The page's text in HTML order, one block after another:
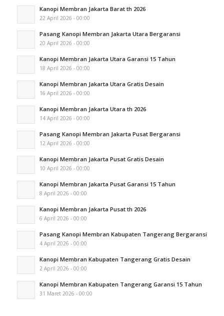
Kanopi Membran Jakarta Barat th 2026
22 April 2026 - 00:00
Pasang Kanopi Membran Jakarta Utara Bergaransi
20 April 2026 - 00:00
Kanopi Membran Jakarta Utara Garansi 15 Tahun
18 April 2026 - 00:00
Kanopi Membran Jakarta Utara Gratis Desain
16 April 2026 - 00:00
Kanopi Membran Jakarta Utara th 2026
14 April 2026 - 00:00
Pasang Kanopi Membran Jakarta Pusat Bergaransi
12 April 2026 - 00:00
Kanopi Membran Jakarta Pusat Gratis Desain
10 April 2026 - 00:00
Kanopi Membran Jakarta Pusat Garansi 15 Tahun
8 April 2026 - 00:00
Kanopi Membran Jakarta Pusat th 2026
6 April 2026 - 00:00
Pasang Kanopi Membran Kabupaten Tangerang Bergaransi
4 April 2026 - 00:00
Kanopi Membran Kabupaten Tangerang Gratis Desain
2 April 2026 - 00:00
Kanopi Membran Kabupaten Tangerang Garansi 15 Tahun
31 Maret 2026 - 00:00